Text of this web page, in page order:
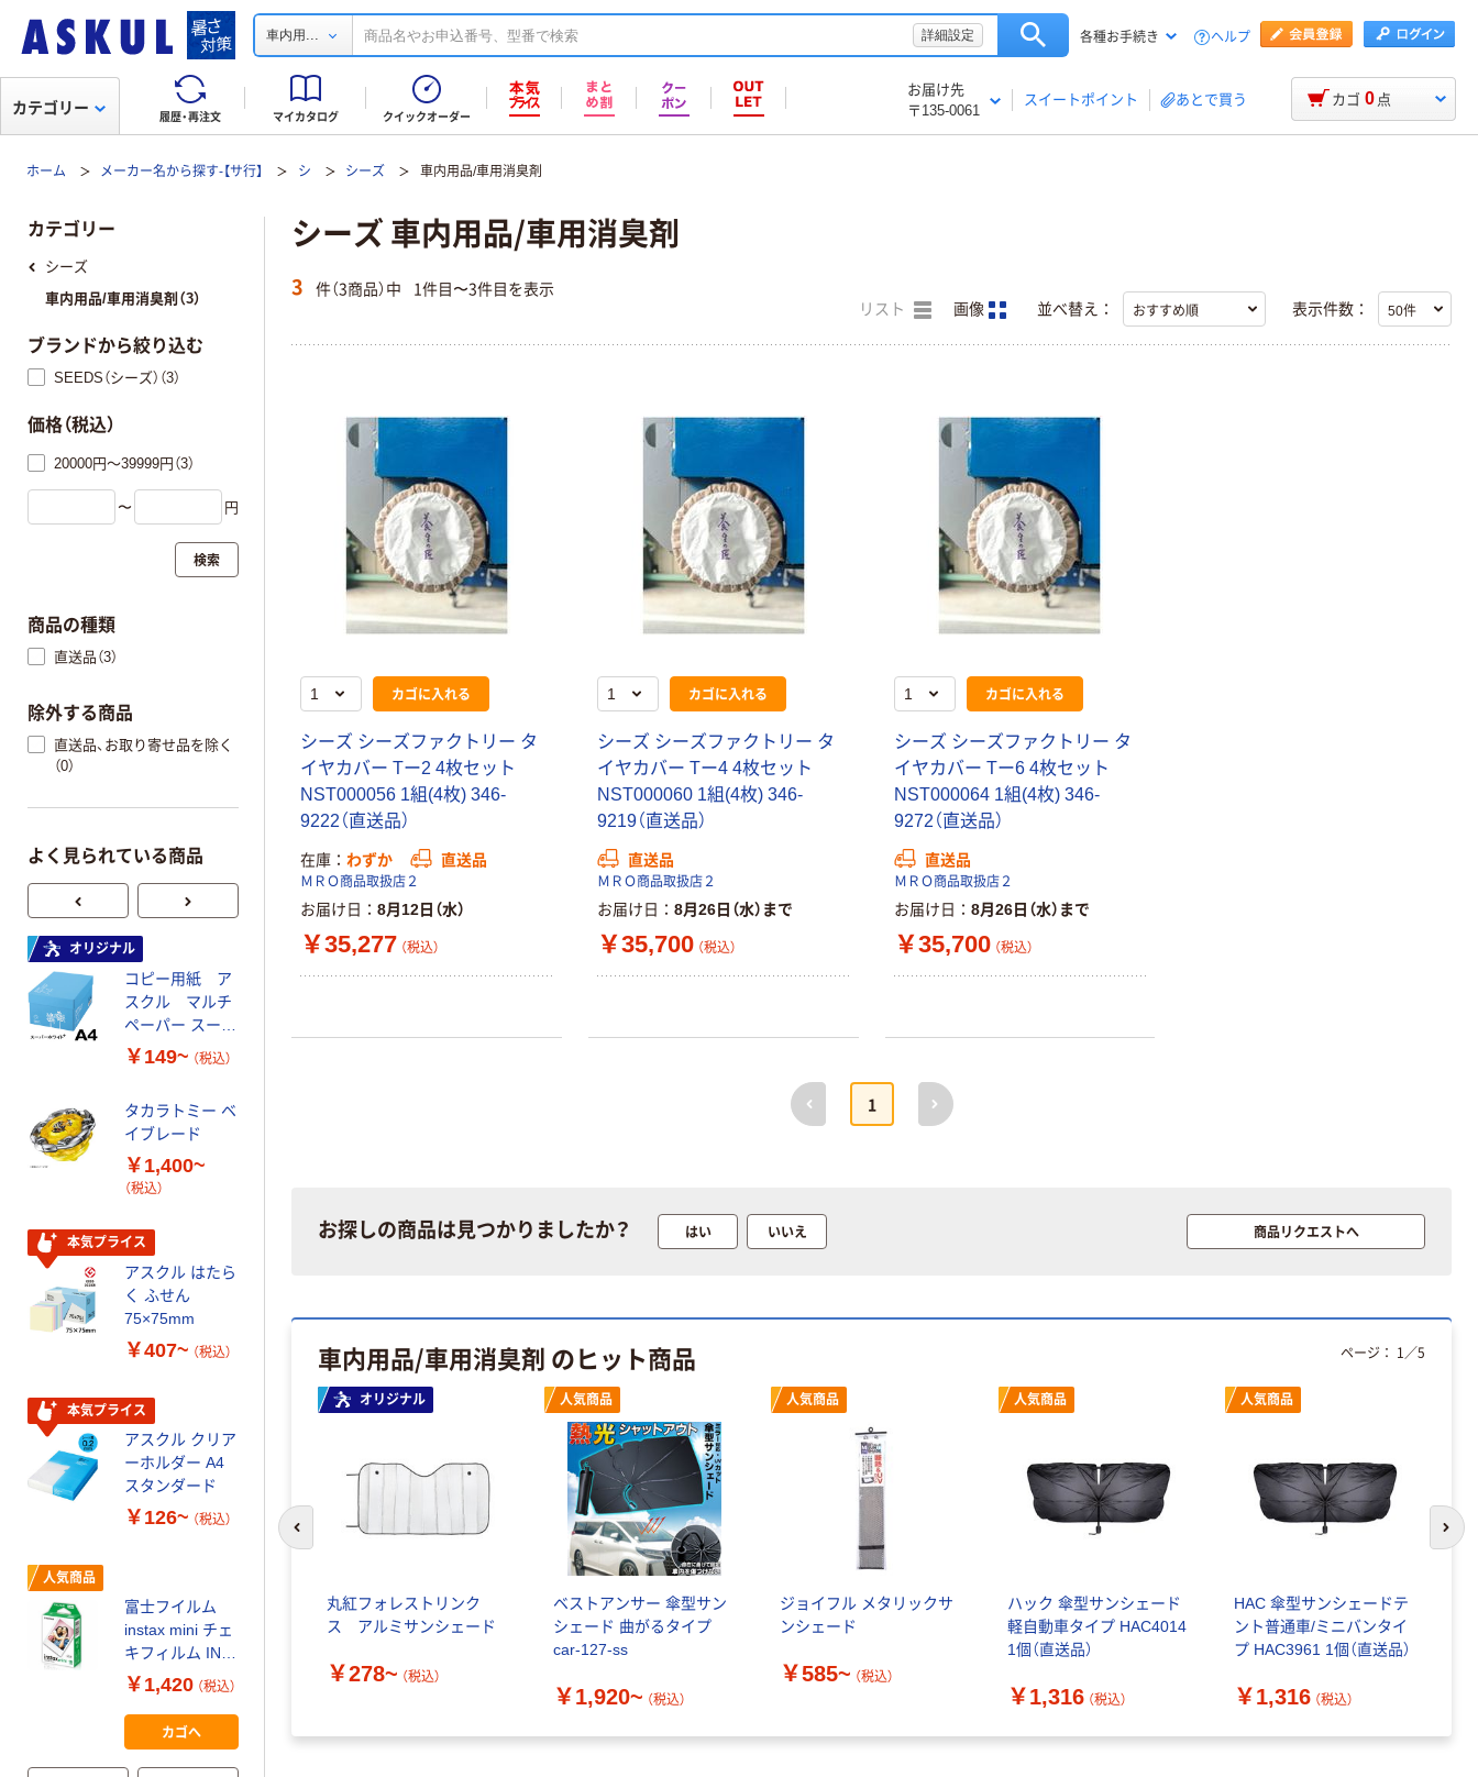
車内用 ... 詳細設定 各種お手続き ヘルプ
履歴・再注文 マイカタログ クイックオーダー
お届け先
〒135-0061
スイートポイント あとで買う
カテゴリー カゴ 0 点
ホーム メーカー名から探す-【サ行】 シ シーズ 車内用品/車用消臭剤
シーズ 車内用品/車用消臭剤
3 件（3商品）中 1件目〜3件目を表示
リスト 画像 並べ替え： 表示件数：
カゴに入れる
シーズ シーズファクトリー タ
イヤカバー Tー2 4枚セット
NST000056 1組(4枚) 346-
9222（直送品）
在庫 わずか 直送品
ＭＲＯ商品取扱店２
お届け日 8月12日（水）
￥35,277 （税込）
カゴに入れる
シーズ シーズファクトリー タ
イヤカバー Tー4 4枚セット
NST000060 1組(4枚) 346-
9219（直送品）
直送品
ＭＲＯ商品取扱店２
お届け日 8月26日（水）まで
￥35,700 （税込）
カゴに入れる
シーズ シーズファクトリー タ
イヤカバー Tー6 4枚セット
NST000064 1組(4枚) 346-
9272（直送品）
直送品
ＭＲＯ商品取扱店２
お届け日 8月26日（水）まで
￥35,700 （税込）
前へ
1
次へ
お探しの商品は見つかりましたか？ はい いいえ 商品リクエストへ
車内用品/車用消臭剤 のヒット商品
折り
オリジナル
丸紅フォレストリンク
ス アルミサンシェード
￥278~ （税込）
人気商品
ベストアンサー 傘型サン
シェード 曲がるタイプ
car-127-ss
￥1,920~ （税込）
人気商品
ジョイフル メタリックサ
ンシェード
￥585~ （税込）
人気商品
ハック 傘型サンシェード
軽自動車タイプ HAC4014
1個（直送品）
￥1,316 （税込）
人気商品
HAC 傘型サンシェードテ
ント普通車/ミニバンタイ
プ HAC3961 1個（直送品）
￥1,316 （税込）
ページ： 1 ／5
前のスライドへ 次
カテゴリー
シーズ
車内用品/車用消臭剤（3）
ブランドから絞り込む
SEEDS（シーズ）（3）
価格（税込）
20000円～39999円（3）
〜 円
検索
商品の種類
直送品（3）
除外する商品
直送品、お取り寄せ品を除く
（0）
よく見られている商品
オリジナル
コピー用紙 ア
スクル マルチ
ペーパー スーパ
ーホワイト+
￥149~ （税込）
タカラトミー ベ
イブレード
￥1,400~
（税込）
本気プライス
アスクル はたら
く ふせん
75×75mm
￥407~ （税込）
本気プライス
アスクル クリア
ーホルダー A4
スタンダード
￥126~ （税込）
人気商品
富士フイルム
instax mini チェ
キフィルム INS
MINI JP1 1パッ
ク（10枚入り）
￥1,420 （税込）
カゴへ
オリジナル
ゴミ袋 エコノミ
ルオリジナル
￥140~ （税込）
150組 5箱入 ア
コンパクト ビ
￥328~ （税込）
コピー用紙 マ
ルチペーパー
本気プライス
く ふせん
本気プライス
【ガムテープ】ア
100% 6ロール
リサイクル100
￥460~ （税込）
電池 北欧パッ
ルオリジナル
￥140~
オリジナル
アスクルオリジ
ナル ラミネー
トフィルム A4
サイズ
100μ（ミクロン）
￥458~ （税込）
本気プライス
ペーパータオル
100％ 200枚
ル 大王製紙共同
アスクル 「現場
オリジナル
￥398~
ニチバン セロテ
ープ 大巻
￥124~
本気プライス
大塚製薬工場
エスワン（OS-1）
本気プライス
アスクル はたら
ンテープ
本気プライス
レのおそうじシ
ート 大王製紙
共同企画 トイ
レクリーナー
￥330~ （税込）
アスクル フラッ
トファイル エコ
ノミータイプ
製造）
￥115~
（税込）
パー シングル
100% 6ロール